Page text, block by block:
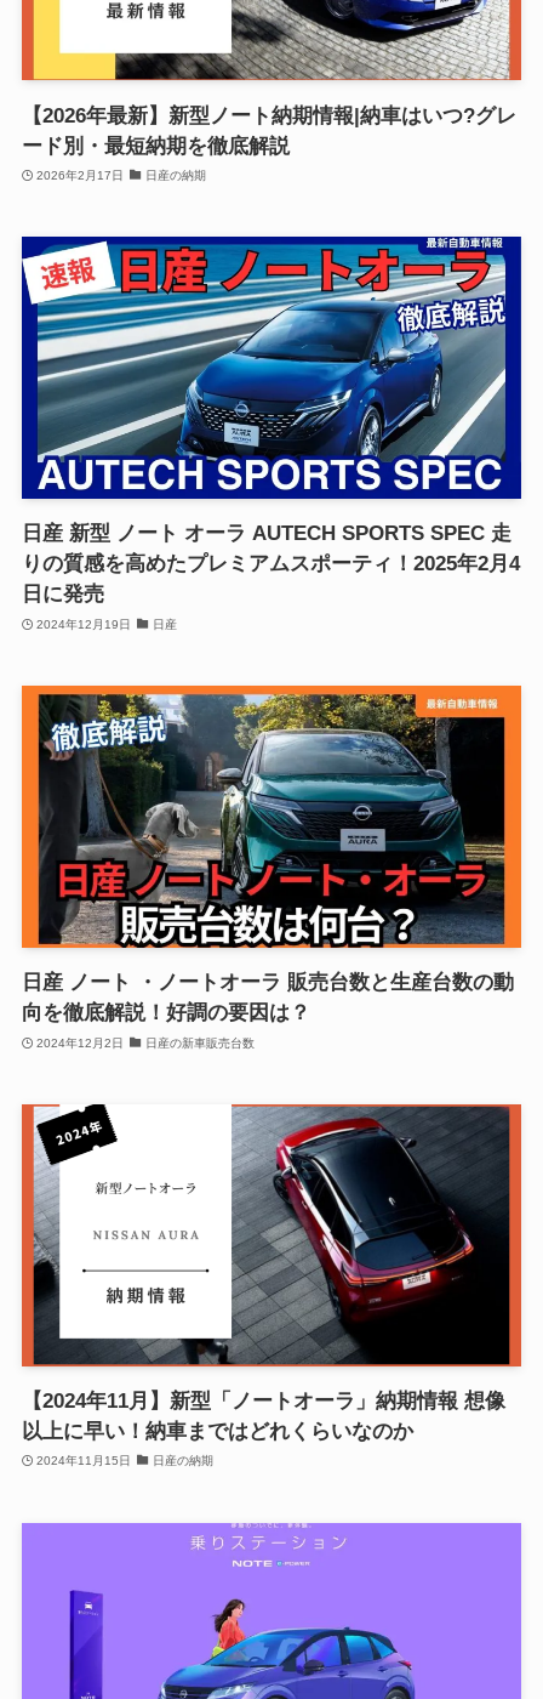
【2026年最新】新型ノート納期情報|納車はいつ?グレ
ード別・最短納期を徹底解説
2026年2月17日 日産の納期
日産 新型 ノート オーラ AUTECH SPORTS SPEC 走
りの質感を高めたプレミアムスポーティ！2025年2月4
日に発売
2024年12月19日 日産
日産 ノート ・ノートオーラ 販売台数と生産台数の動
向を徹底解説！好調の要因は？
2024年12月2日 日産の新車販売台数
【2024年11月】新型「ノートオーラ」納期情報 想像
以上に早い！納車まではどれくらいなのか
2024年11月15日 日産の納期